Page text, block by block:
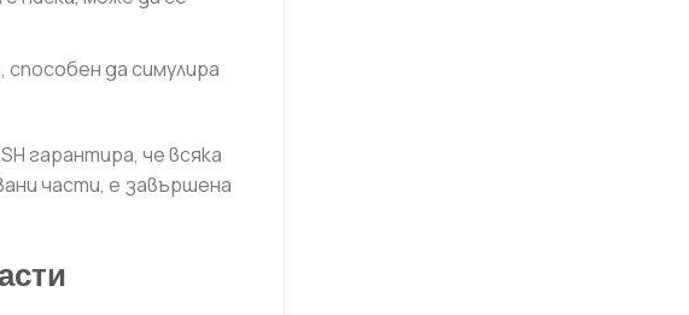
да симулира
гарантира, че всяка
части, е завършена